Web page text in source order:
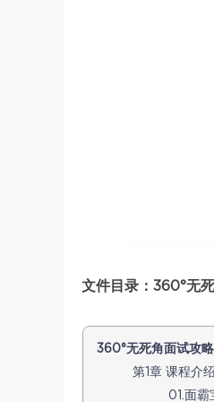
文件目录：360°无
360°无死角面试攻略
第1章 课程介
01.面霸